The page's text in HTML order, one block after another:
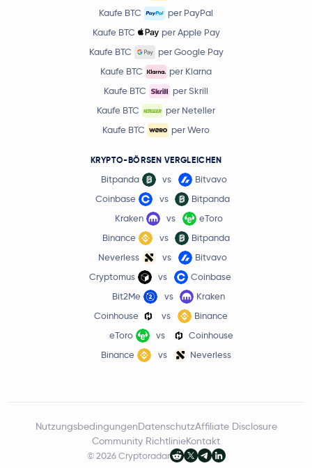
Kaufe BTC
per PayPal
Kaufe BTC
per Apple Pay
Kaufe BTC
per Google Pay
Kaufe BTC
per Klarna
Kaufe BTC
per Skrill
Kaufe BTC
per Neteller
Kaufe BTC
per Wero
KRYPTO-BÖRSEN VERGLEICHEN
Bitpanda vs
Bitvavo
Coinbase
vs
Bitpanda
Kraken
vs
eToro
Binance
vs
Bitpanda
Neverless
vs
Bitvavo
Cryptomus
vs
Coinbase
Bit2Me
vs
Kraken
Coinhouse
vs
Binance
eToro
vs
Coinhouse
Binance
vs Neverless
© 2026 Cryptoradar
NutzungsbedingungenDatenschutzAffiliate Disclosure
Community RichtlinieKontakt